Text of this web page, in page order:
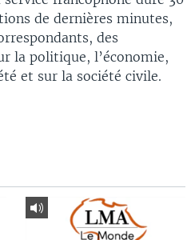
de dernières minutes,
des
la politique, l’économie,
et sur la société civile.